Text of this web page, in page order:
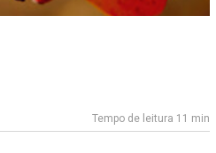
Tempo de leitura 11 min